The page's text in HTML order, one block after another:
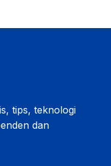
tips, teknologi
dan